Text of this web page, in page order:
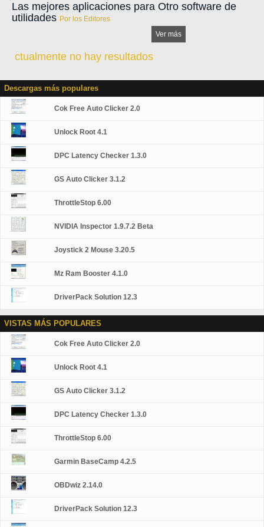
Las mejores aplicaciones para Otro software de
utilidades Por los Editores
Ver más
ctualmente no hay resultados
Descargas más populares
Cok Free Auto Clicker 2.0
Unlock Root 4.1
DPC Latency Checker 1.3.0
GS Auto Clicker 3.1.2
ThrottleStop 6.00
NVIDIA Inspector 1.9.7.2 Beta
Joystick 2 Mouse 3.20.5
Mz Ram Booster 4.1.0
DriverPack Solution 12.3
VISTAS MÁS POPULARES
Cok Free Auto Clicker 2.0
Unlock Root 4.1
GS Auto Clicker 3.1.2
DPC Latency Checker 1.3.0
ThrottleStop 6.00
Garmin BaseCamp 4.2.5
OBDwiz 2.14.0
DriverPack Solution 12.3